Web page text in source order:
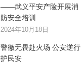
——武义平安产险开展消
防安全培训
2024年10月18日
警徽无畏赴火场 公安逆行
护民安